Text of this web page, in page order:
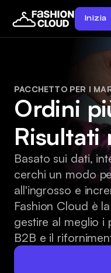
Inizia
PACCHETTO PER I
Ordini
Risultati
Basato sui dati,
cerchi un modo
all'ingrosso e
Fashion Cloud è
gestire al meglio i
B2B e il